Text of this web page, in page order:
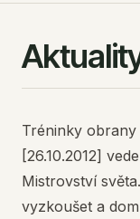
Tréninky obrany
[26.10.2012]
Mistrovství
vyzkoušet a